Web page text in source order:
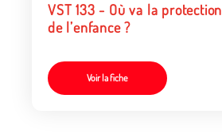
VST 133 - Où va la protection
de l’enfance ?
Voir la fiche